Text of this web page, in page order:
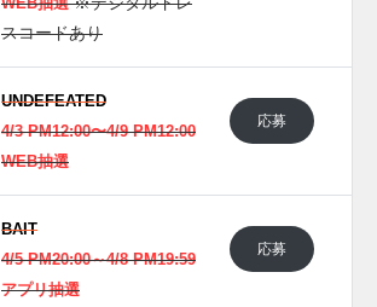
WEB抽選
スコードあり
UNDEFEATED
4/3 PM12:00〜4/9 PM12:00
WEB抽選
応募
BAIT
4/5 PM20:00～4/8 PM19:59
アプリ抽選
応募